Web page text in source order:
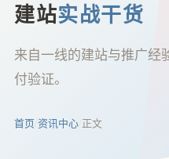
建站实战干货
来自一线的建站与推广经
付验证。
首页/资讯中心/正文